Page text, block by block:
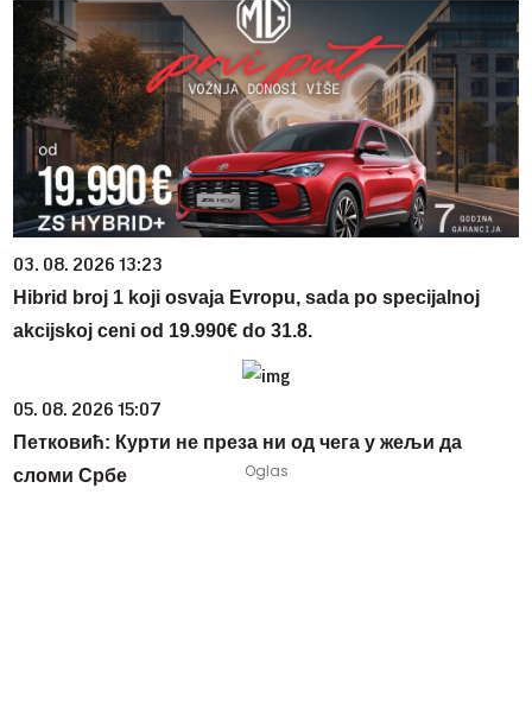
03. 08. 2026 13:23
Hibrid broj 1 koji osvaja Evropu, sada po specijalnoj
akcijskoj ceni od 19.990€ do 31.8.
05. 08. 2026 15:07
Петковић: Курти не преза ни од чега у жељи да
сломи Србе